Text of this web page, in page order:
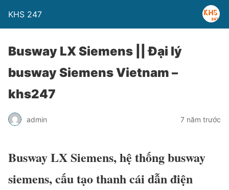
KHS 247
Busway LX Siemens || Đại lý
busway Siemens Vietnam –
khs247
admin 7 năm trước
Busway LX Siemens, hệ thống busway
siemens, cấu tạo thanh cái dẫn điện